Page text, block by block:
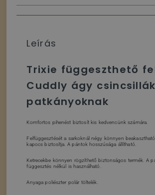
Leírás
Trixie függeszthető
Cuddly ágy
patkányoknak
Komfortos pihenést biztosít kis kedvencünk számára.
Felfüggesztését a sarkoknál négy könnyen
kapocs biztosítja. A pántok hosszúsága állítható.
Ketrecekbe könnyen rögzíthető biztonságos termék. A
függesztés nélkül is használható.
Anyaga poliészter polár töltelék.